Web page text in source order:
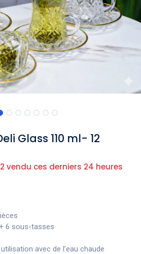
Glass 110 ml- 12
2 vendu ces derniers 24 heures
6 sous-tasses
avec de l’eau chaude